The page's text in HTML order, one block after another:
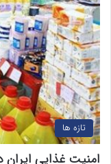
تازه ها
امنیت غذایی